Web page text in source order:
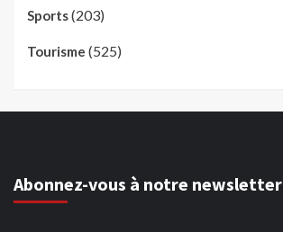
Sports(203)
Tourisme (525)
Abonnez-vous à notre newsletter